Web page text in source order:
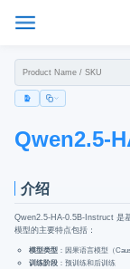
Qwen2.5-
介绍
Qwen2.5-HA-0.5B-Instruct 是
模型的主要特点包括：
模型类型：因果语言模型（
训练阶段：预训练和后训练